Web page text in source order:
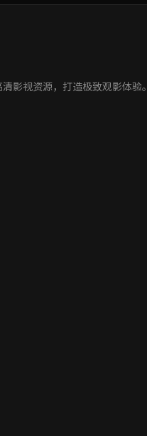
影视资源，打造极致观影体验。